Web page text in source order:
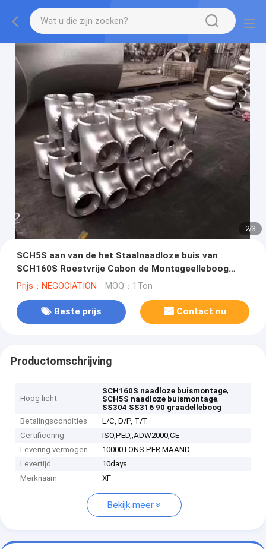
2/3
SCH5S aan van de het Staalnaadloze buis van
SCH160S Roestvrije Cabon de Montageelleboog
SS304 SS316
Prijs：NEGOCIATION MOQ：1Ton
Beste prijs Contact nu
Productomschrijving
Hoog licht
SCH160S naadloze buismontage,
SCH5S naadloze buismontage,
SS304 SS316 90 graadelleboog
Betalingscondities
L/C, D/P, T/T
Certificering
ISO,PED,,ADW2000,CE
Levering vermogen
10000TONS PER MAAND
Levertijd
10days
Merknaam
XF
Bekijk meer